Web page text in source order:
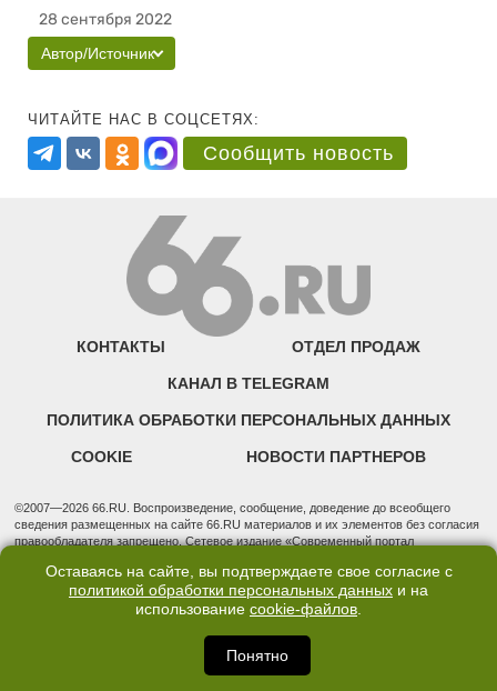
28 сентября 2022
Автор/Источник
ЧИТАЙТЕ НАС В СОЦСЕТЯХ:
Сообщить новость
КОНТАКТЫ ОТДЕЛ ПРОДАЖ
КАНАЛ В TELEGRAM
ПОЛИТИКА ОБРАБОТКИ ПЕРСОНАЛЬНЫХ ДАННЫХ
COOKIE НОВОСТИ ПАРТНЕРОВ
©2007—2026 66.RU. Воспроизведение, сообщение, доведение до всеобщего
сведения размещенных на сайте 66.RU материалов и их элементов без согласия
правообладателя запрещено. Сетевое издание «Современный портал
надзору в сфере связи, информационных технологий и массовых коммуникаций
(Роскомнадзор). Регистрационный номер ЭЛ № ФС 77 - 76634 от 02.09.2019
Учредитель: Общество с ограниченной ответственностью "66.ру". Юридический
3, оф. 7015 Фактический адрес редакции и отдела продаж: 620014, Свердловская
обл., г. Екатеринбург, ул. Бориса Ельцина, д. 3, оф. 7015, +7 (343) 288-50-66
info@news.66.ru Главный редактор: Шлыков Дмитрий Владимирович
Оставаясь на сайте, вы подтверждаете свое согласие с
политикой обработки персональных данных и на
использование cookie-файлов.
Понятно